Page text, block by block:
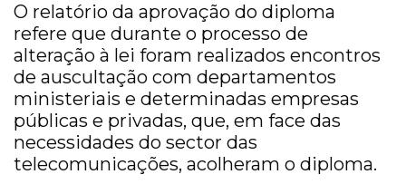
O relatório da aprovação do diploma
refere que durante o processo de
alteração à lei foram realizados encontros
de auscultação com departamentos
ministeriais e determinadas empresas
públicas e privadas, que, em face das
necessidades do sector das
telecomunicações, acolheram o diploma.